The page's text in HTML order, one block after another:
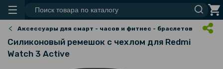
Аксессуары для смарт - часов и фитнес - браслетов
Силиконовый ремешок с чехлом для Redmi
Watch 3 Active